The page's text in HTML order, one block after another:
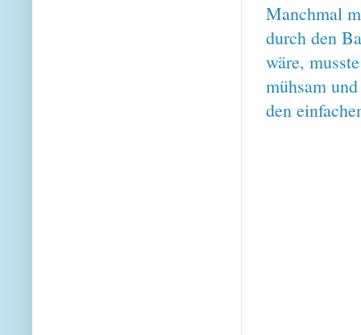
Manchmal
durch den
wäre,
mühsam
den